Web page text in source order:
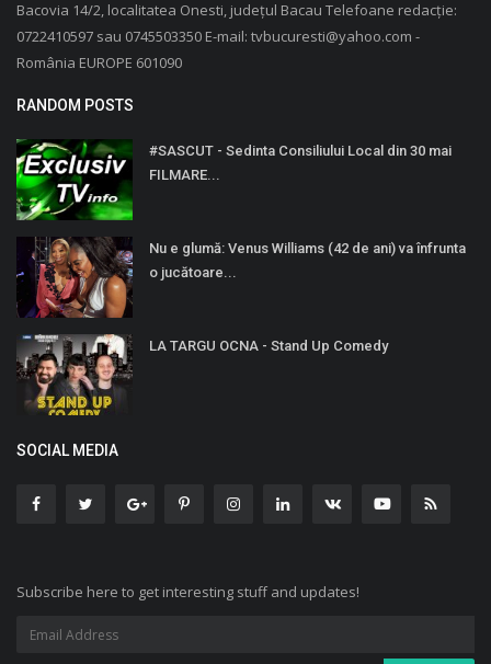
Bacovia 14/2, localitatea Onesti, județul Bacau Telefoane redacție:
0722410597 sau 0745503350 E-mail: tvbucuresti@yahoo.com -
România EUROPE 601090
RANDOM POSTS
#SASCUT - Sedinta Consiliului Local din 30 mai
FILMARE...
Nu e glumă: Venus Williams (42 de ani) va înfrunta
o jucătoare...
LA TARGU OCNA - Stand Up Comedy
SOCIAL MEDIA
Subscribe here to get interesting stuff and updates!